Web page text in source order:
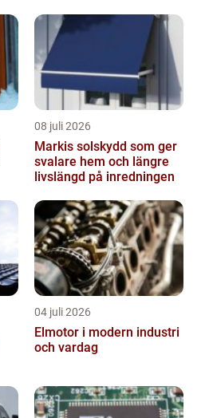
08 juli 2026
Markis solskydd som ger
svalare hem och längre
livslängd på inredningen
04 juli 2026
Elmotor i modern industri
och vardag